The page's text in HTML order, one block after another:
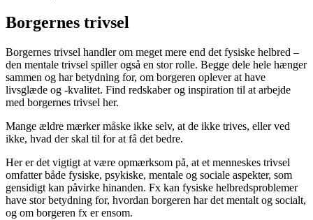
Borgernes trivsel
Borgernes trivsel handler om meget mere end det fysiske helbred –
den mentale trivsel spiller også en stor rolle. Begge dele hele hænger
sammen og har betydning for, om borgeren oplever at have
livsglæde og -kvalitet. Find redskaber og inspiration til at arbejde
med borgernes trivsel her.
Mange ældre mærker måske ikke selv, at de ikke trives, eller ved
ikke, hvad der skal til for at få det bedre.
Her er det vigtigt at være opmærksom på, at et menneskes trivsel
omfatter både fysiske, psykiske, mentale og sociale aspekter, som
gensidigt kan påvirke hinanden. Fx kan fysiske helbredsproblemer
have stor betydning for, hvordan borgeren har det mentalt og socialt,
og om borgeren fx er ensom.